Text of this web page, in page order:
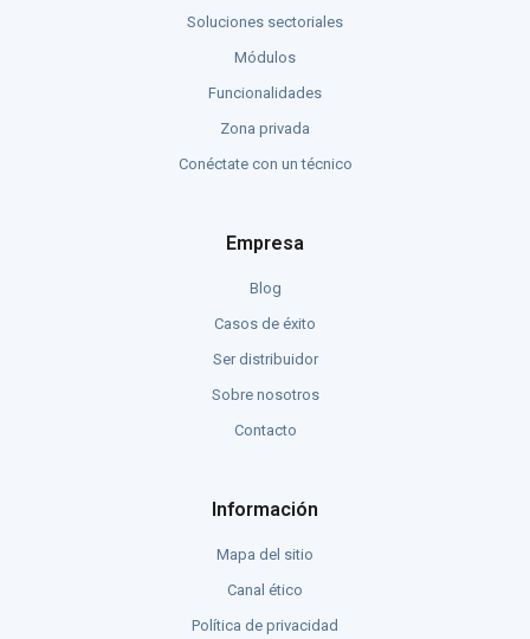
Soluciones sectoriales
Módulos
Funcionalidades
Zona privada
Conéctate con un técnico
Empresa
Blog
Casos de éxito
Ser distribuidor
Sobre nosotros
Contacto
Información
Mapa del sitio
Canal ético
Política de privacidad